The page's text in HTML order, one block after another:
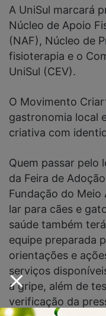
A UniSul marcará
Núcleo de Apoio
(NAF), Núcleo de
fisioterapia e o
UniSul (CEV).
O Movimento
gastronomia local
criativa com
Quem passar pelo
da Feira de
Fundação do Meio
lar para cães e
saúde também
equipe preparada
orientações e
serviços
a gripe, além de
verificação da